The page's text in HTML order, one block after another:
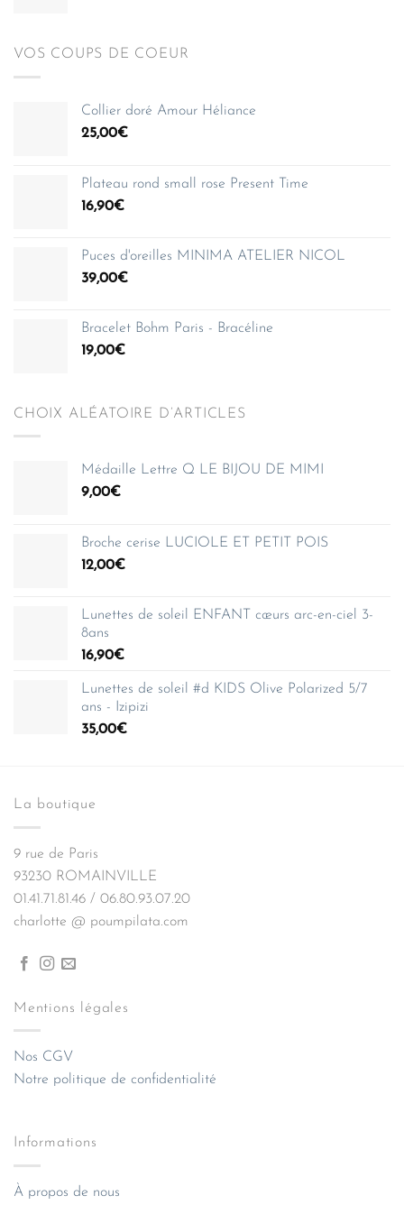
VOS COUPS DE COEUR
Collier doré Amour Héliance
25,00€
Plateau rond small rose Present Time
16,90€
Puces d'oreilles MINIMA ATELIER NICOL
39,00€
Bracelet Bohm Paris - Bracéline
19,00€
CHOIX ALÉATOIRE D’ARTICLES
Médaille Lettre Q LE BIJOU DE MIMI
9,00€
Broche cerise LUCIOLE ET PETIT POIS
12,00€
Lunettes de soleil ENFANT cœurs arc-en-ciel 3-
8ans
16,90€
Lunettes de soleil #d KIDS Olive Polarized 5/7
ans - Izipizi
35,00€
La boutique
9 rue de Paris
93230 ROMAINVILLE
01.41.71.81.46 / 06.80.93.07.20
charlotte @ poumpilata.com
Mentions légales
Nos CGV
Notre politique de confidentialité
Informations
À propos de nous